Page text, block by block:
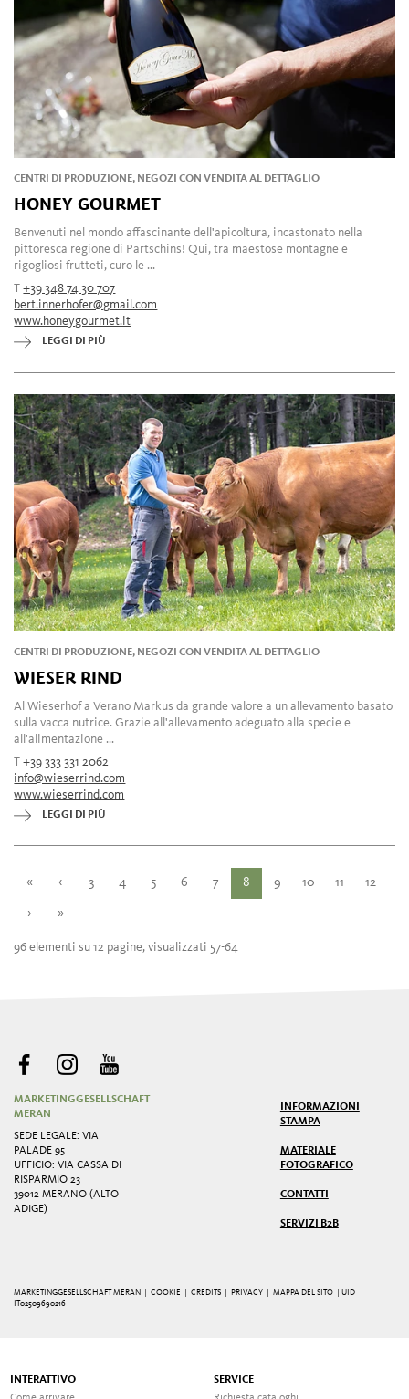
CENTRI DI PRODUZIONE, NEGOZI CON VENDITA AL DETTAGLIO
HONEY GOURMET
Benvenuti nel mondo affascinante dell'apicoltura, incastonato nella
pittoresca regione di Partschins! Qui, tra maestose montagne e
rigogliosi frutteti, curo le ...
T+39 348 74 30 707
bert.innerhofer@gmail.com
www.honeygourmet.it
LEGGI DI PIÙ
CENTRI DI PRODUZIONE, NEGOZI CON VENDITA AL DETTAGLIO
WIESER RIND
Al Wieserhof a Verano Markus da grande valore a un allevamento basato
sulla vacca nutrice. Grazie all'allevamento adeguato alla specie e
all'alimentazione ...
T+39 333 331 2062
info@wieserrind.com
www.wieserrind.com
LEGGI DI PIÙ
« ‹ 3 4 5 6 7 8 9 10 11 12
› »
96 elementi su 12 pagine, visualizzati 57-64
MARKETINGGESELLSCHAFT
MERAN
SEDE LEGALE: VIA
PALADE 95
UFFICIO: VIA CASSA DI
RISPARMIO 23
39012 MERANO (ALTO
ADIGE)
INFORMAZIONI
STAMPA
MATERIALE
FOTOGRAFICO
CONTATTI
SERVIZI B2B
MARKETINGGESELLSCHAFT MERAN | COOKIE |CREDITS |PRIVACY |MAPPA DEL SITO
| UID
IT02509690216
INTERATTIVO
SERVICE